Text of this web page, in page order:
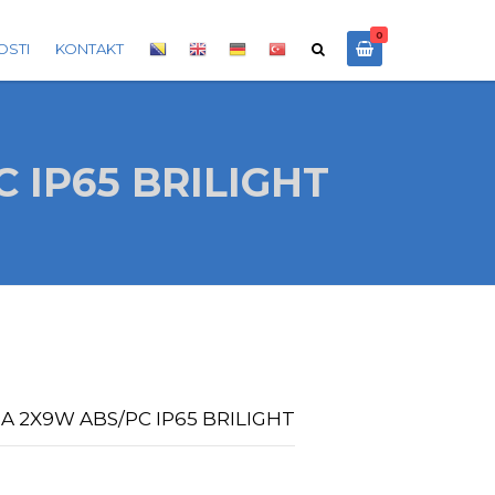
KONTAKT
0
IP65 BRILIGHT
2X9W ABS/PC IP65 BRILIGHT